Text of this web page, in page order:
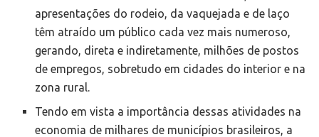
apresentações do rodeio, da vaquejada e de laço
têm atraído um público cada vez mais numeroso,
gerando, direta e indiretamente, milhões de postos
de empregos, sobretudo em cidades do interior e na
zona rural.
Tendo em vista a importância dessas atividades na
economia de milhares de municípios brasileiros, a